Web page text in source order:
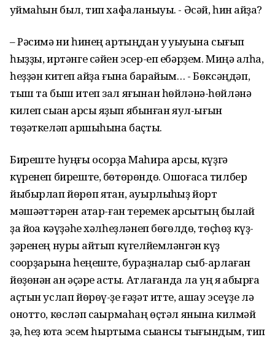
ҡуймаһын был, тип хафаланыуы. - Әсәй, һин ҡайҙа?
– Рәсимә ни һинең артыңдан уҡ уҡыуына сығып
һыҙҙы, иртәнге сәйен эсер-еп ебәрҙем. Миңә ҡалһа,
һеҙҙән китеп ҡайҙа ғына барайым… - Бөксәңдәп,
тыш та быш итеп зал яғынан һөйләнә-һөйләнә
килеп сыҡҡан ҡарсыҡ яҙып ябынған яул-ығын
төҙәткеләп ҡаршыһына баҫты.
Биреште һуңғы осорҙа Маһира ҡарсыҡ, күҙгә
күренеп биреште, бөтөрөндө. Ошоғаса тилбер
йыбырлап йөрөп ятҡан, ауырлыҡһыҙ йорт
мәшәҡәттәрен атҡар-ған теремек ҡарсыҡтың былай
ҙа йоҡа кәүҙәһе хәлһеҙләнеп бөгөлдө, төҫһөҙ күҙ-
ҙәренең нуры ҡайтып күгелйемләнгән күҙ
соҡорҙарына һеңеште, бураҙналар сыб-арлаған
йөҙөнән ҡан әҫәре ҡасты. Атлағанда ла уң яҡ ҡабырға
аҫтын услап йөрөү-ҙе ғәҙәт итте, ашау эсеүҙе лә
онотто, көсләп саҡырмаһаң өҫтәл янына килмәй
ҙә, һеҙ юҡта эсем һыртыма сыҡҡансы тығындым, тип